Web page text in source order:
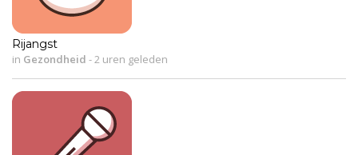
Rijangst
in Gezondheid -2 uren geleden